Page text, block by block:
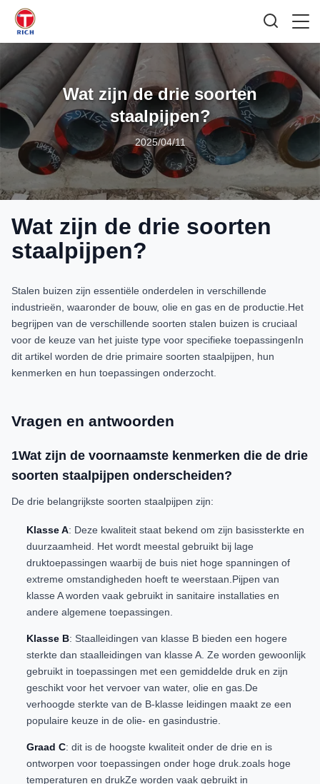
Wat zijn de drie soorten
staalpijpen?
2025/04/11
Wat zijn de drie soorten
staalpijpen?
Stalen buizen zijn essentiële onderdelen in verschillende
industrieën, waaronder de bouw, olie en gas en de productie.Het
begrijpen van de verschillende soorten stalen buizen is cruciaal
voor de keuze van het juiste type voor specifieke toepassingenIn
dit artikel worden de drie primaire soorten staalpijpen, hun
kenmerken en hun toepassingen onderzocht.
Vragen en antwoorden
1Wat zijn de voornaamste kenmerken die de drie
soorten staalpijpen onderscheiden?
De drie belangrijkste soorten staalpijpen zijn:
Klasse A: Deze kwaliteit staat bekend om zijn basissterkte en
duurzaamheid. Het wordt meestal gebruikt bij lage
druktoepassingen waarbij de buis niet hoge spanningen of
extreme omstandigheden hoeft te weerstaan.Pijpen van
klasse A worden vaak gebruikt in sanitaire installaties en
andere algemene toepassingen.
Klasse B: Staalleidingen van klasse B bieden een hogere
sterkte dan staalleidingen van klasse A. Ze worden gewoonlijk
gebruikt in toepassingen met een gemiddelde druk en zijn
geschikt voor het vervoer van water, olie en gas.De
verhoogde sterkte van de B-klasse leidingen maakt ze een
populaire keuze in de olie- en gasindustrie.
Graad C: dit is de hoogste kwaliteit onder de drie en is
ontworpen voor toepassingen onder hoge druk.zoals hoge
temperaturen en drukZe worden vaak gebruikt in